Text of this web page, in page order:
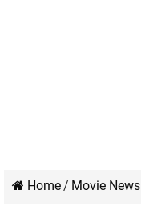
Home/ Movie News